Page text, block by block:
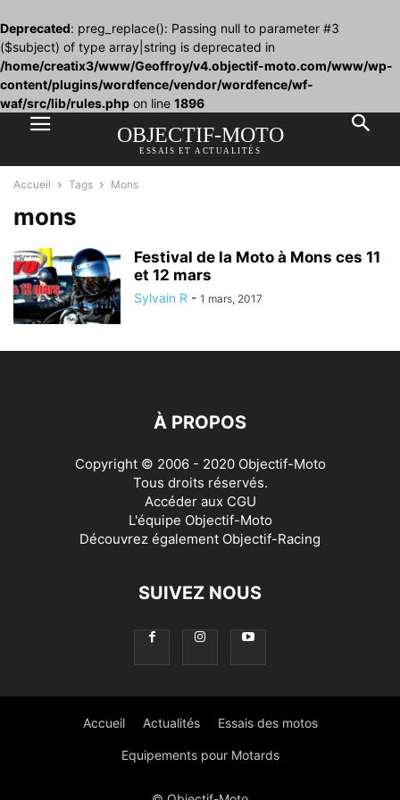
Deprecated: preg_replace(): Passing null to parameter #3
($subject) of type array|string is deprecated in
/home/creatix3/www/Geoffroy/v4.objectif-moto.com/www/wp-
content/plugins/wordfence/vendor/wordfence/wf-
waf/src/lib/rules.php on line 1896
OBJECTIF-MOTO
ESSAIS ET ACTUALITÉS
Accueil Tags Mons
mons
Festival de la Moto à Mons ces 11
et 12 mars
Sylvain R - 1 mars, 2017
À PROPOS
Copyright © 2006 - 2020 Objectif-Moto
Tous droits réservés.
Accéder aux CGU
L'équipe Objectif-Moto
Découvrez également Objectif-Racing
SUIVEZ NOUS
Accueil Actualités Essais des motos
Equipements pour Motards